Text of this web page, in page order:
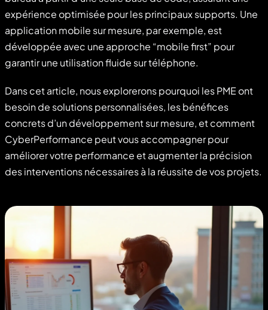
expérience optimisée pour les principaux supports. Une
application mobile sur mesure, par exemple, est
développée avec une approche “mobile first” pour
garantir une utilisation fluide sur téléphone.
Dans cet article, nous explorerons pourquoi les PME ont
besoin de solutions personnalisées, les bénéfices
concrets d’un développement sur mesure, et comment
CyberPerformance peut vous accompagner pour
améliorer votre performance et augmenter la précision
des interventions nécessaires à la réussite de vos projets.